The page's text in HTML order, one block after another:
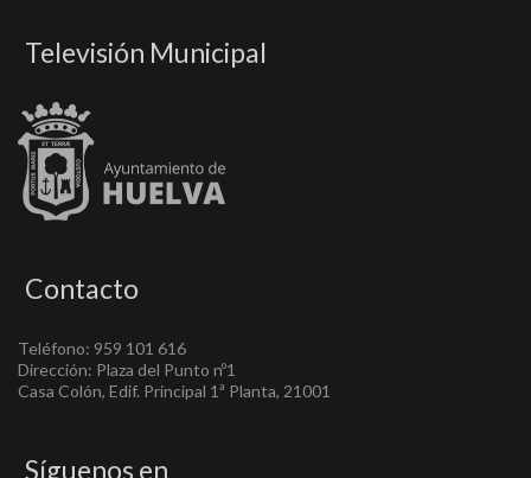
Televisión Municipal
Contacto
Teléfono: 959 101 616
Dirección: Plaza del Punto nº1
Casa Colón, Edif. Principal 1ª Planta, 21001
Síguenos en